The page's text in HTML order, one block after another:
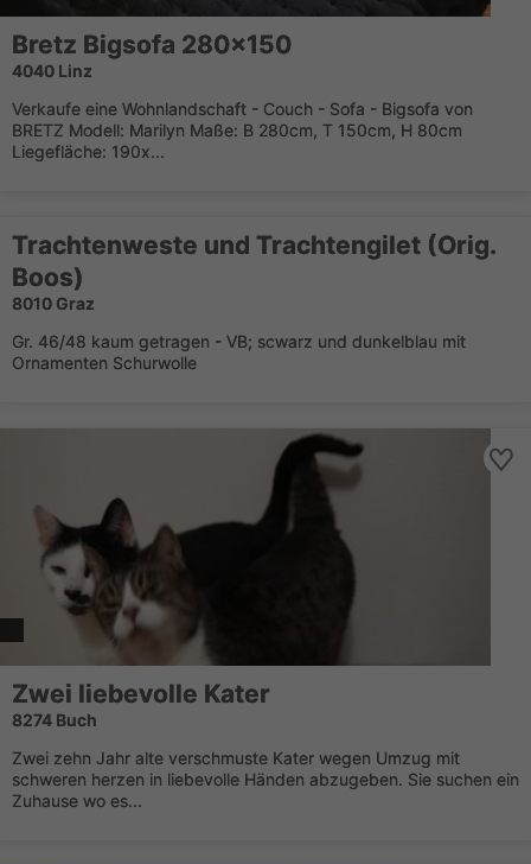
Bretz Bigsofa 280x150
4040 Linz
Verkaufe eine Wohnlandschaft - Couch - Sofa - Bigsofa von
BRETZ Modell: Marilyn Maße: B 280cm, T 150cm, H 80cm
Liegefläche: 190x...
Trachtenweste und Trachtengilet (Orig.
Boos)
8010 Graz
Gr. 46/48 kaum getragen - VB; scwarz und dunkelblau mit
Ornamenten Schurwolle
Zwei liebevolle Kater
8274 Buch
Zwei zehn Jahr alte verschmuste Kater wegen Umzug mit
schweren herzen in liebevolle Händen abzugeben. Sie suchen ein
Zuhause wo es...